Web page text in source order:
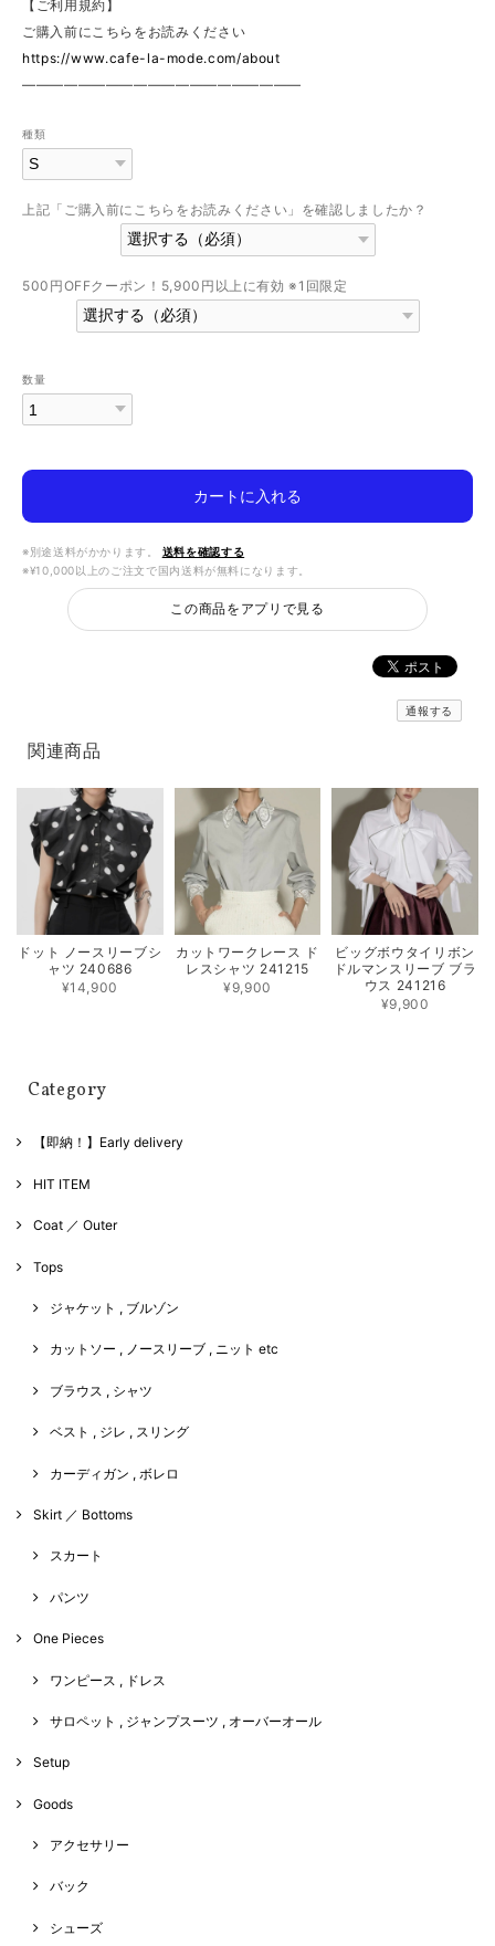
【ご利用規約】
ご購入前にこちらをお読みください
https://www.cafe-la-mode.com/about
————————————————————
種類
上記「ご購入前にこちらをお読みください」を確認しましたか？
500円OFFクーポン！5,900円以上に有効 ※1回限定
数量
カートに入れる
※別途送料がかかります。
送料を確認する
※¥10,000以上のご注文で国内送料が無料になります。
この商品をアプリで見る
通報する
関連商品
ドット ノースリーブシ
ャツ 240686
¥14,900
カットワークレース ド
レスシャツ 241215
¥9,900
ビッグボウタイリボン
ドルマンスリーブ ブラ
ウス 241216
¥9,900
Category
【即納！】Early delivery
HIT ITEM
Coat ／ Outer
Tops
ジャケット , ブルゾン
カットソー , ノースリーブ , ニット etc
ブラウス , シャツ
ベスト , ジレ , スリング
カーディガン , ボレロ
Skirt ／ Bottoms
スカート
パンツ
One Pieces
ワンピース , ドレス
サロペット , ジャンプスーツ , オーバーオール
Setup
Goods
アクセサリー
バック
シューズ